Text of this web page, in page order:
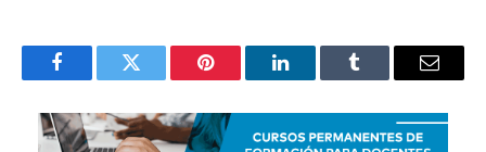
FacebookTwitter Pinterest LinkedInTumblr Email